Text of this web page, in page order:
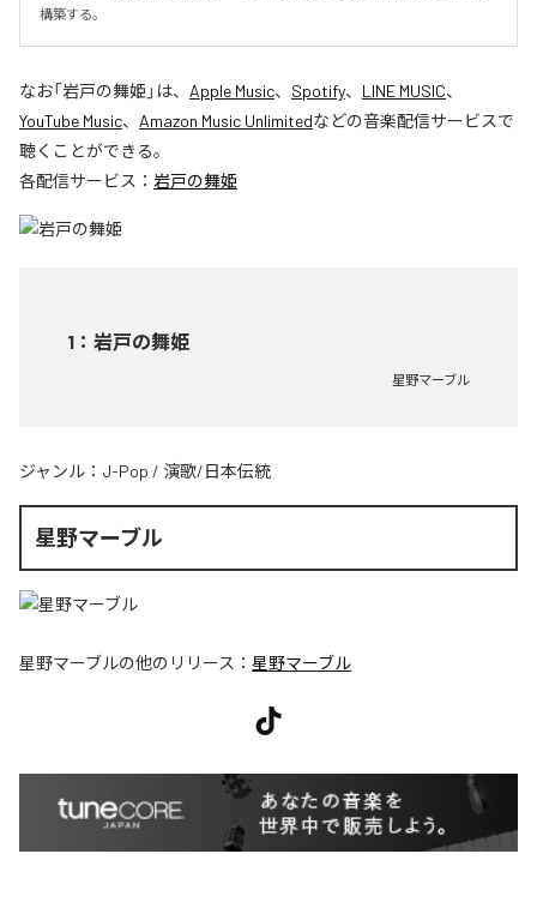
構築する。
なお「岩戸の舞姫 」は、 Apple Music、 Spotify、 LINE MUSIC、
YouTube Music、 Amazon Music Unlimitedなどの音楽配信サービスで
聴くことができる。
各配信サービス： 岩戸の舞姫
1 ： 岩戸の舞姫
星野マーブル
ジャンル： J-Pop / 演歌/日本伝統
星野マーブル
星野マーブルの他のリリース： 星野マーブル